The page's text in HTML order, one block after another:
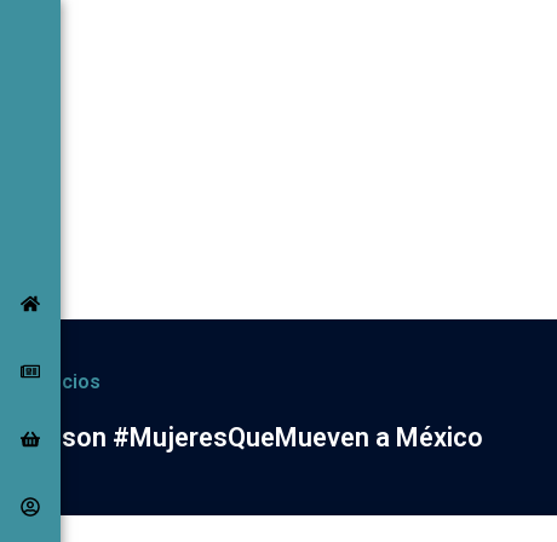
Negocios
Ellas son #MujeresQueMueven a México